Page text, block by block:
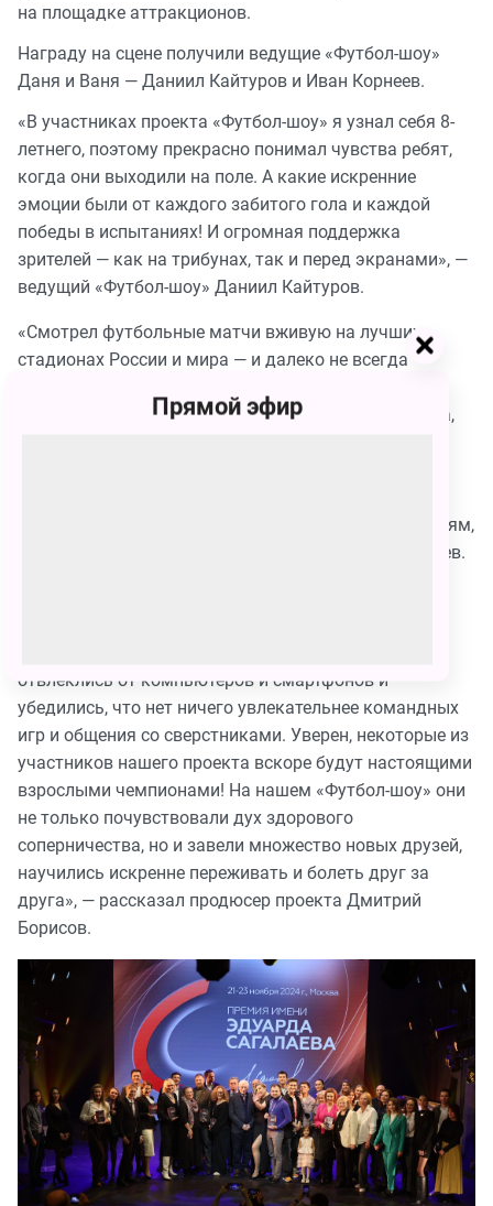
на площадке аттракционов.
Награду на сцене получили ведущие «Футбол-шоу»
Даня и Ваня — Даниил Кайтуров и Иван Корнеев.
«В участниках проекта «Футбол-шоу» я узнал себя 8-
летнего, поэтому прекрасно понимал чувства ребят,
когда они выходили на поле. А какие искренние
эмоции были от каждого забитого гола и каждой
победы в испытаниях! И огромная поддержка
зрителей — как на трибунах, так и перед экранами», —
ведущий «Футбол-шоу» Даниил Кайтуров.
«Смотрел футбольные матчи вживую на лучших
стадионах России и мира — и далеко не всегда
нашего «Футбол-шоу»! Самая большая наша победа,
причастным к этому проекту, который близок и детям,
и взрослым», — ведущий «Футбол-шоу» Иван Корнеев.
отвлеклись от компьютеров и смартфонов и
убедились, что нет ничего увлекательнее командных
игр и общения со сверстниками. Уверен, некоторые из
участников нашего проекта вскоре будут настоящими
взрослыми чемпионами! На нашем «Футбол-шоу» они
не только почувствовали дух здорового
соперничества, но и завели множество новых друзей,
научились искренне переживать и болеть друг за
друга», — рассказал продюсер проекта Дмитрий
Борисов.
Прямой эфир